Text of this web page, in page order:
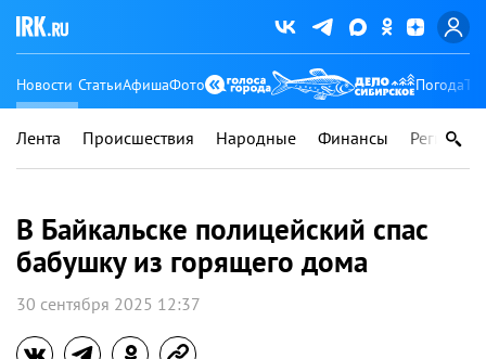
Новости СтатьиАфишаФото Погода
Лента Происшествия Народные Финансы Регионы
В Байкальске полицейский спас
бабушку из горящего дома
30 сентября 2025 12:37